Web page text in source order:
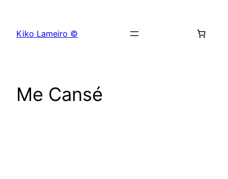
contenido
Kiko Lameiro ©
Me Cansé